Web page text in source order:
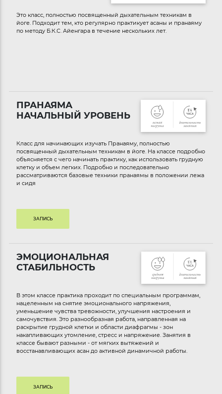
Это класс, полностью посвященный дыхательным техникам в
йоге. Подходит тем, кто регулярно практикует асаны и пранаяму
по методу Б.К.С. Айенгара в течение нескольких лет.
ПРАНАЯМА
НАЧАЛЬНЫЙ УРОВЕНЬ
Класс для начинающих изучать Пранаяму, полностью
посвященный дыхательным техникам в йоге. На классе подробно
объясняется с чего начинать практику, как использовать грудную
клетку и объем легких. Подробно и последовательно
рассматриваются базовые техники пранаямы в положении лежа
и сидя
ЗАПИСЬ
ЭМОЦИОНАЛЬНАЯ
СТАБИЛЬНОСТЬ
В этом классе практика проходит по специальным программам,
нацеленным на снятие эмоционального напряжения,
уменьшение чувства тревожности, улучшения настроения и
самочувствия. Это разнообразная работа, направленная на
раскрытие грудной клетки и области диафрагмы - зон
накапливающих утомление, стресс и напряжение. Занятия в
классе бывают разными - от мягких вытяжений и
восстанавливающих асан до активной динамичной работы.
ЗАПИСЬ